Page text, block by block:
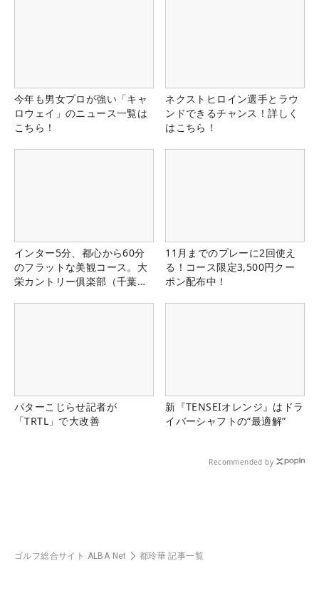
今年も男女プロが強い「キャ
ロウェイ」のニュース一覧は
こちら！
ネクストヒロイン選手とラウ
ンドできるチャンス！詳しく
はこちら！
インター5分、都心から60分
のフラットな美観コース。大
栄カントリー俱楽部（千葉
11月までのプレーに2回使え
る！コース限定3,500円クー
ポン配布中！
パターこじらせ記者が
「TRTL」で大改善
新『TENSEIオレンジ』はドラ
イバーシャフトの“最適解”
Recommended by
ゴルフ総合サイト ALBA Net 都玲華 記事一覧